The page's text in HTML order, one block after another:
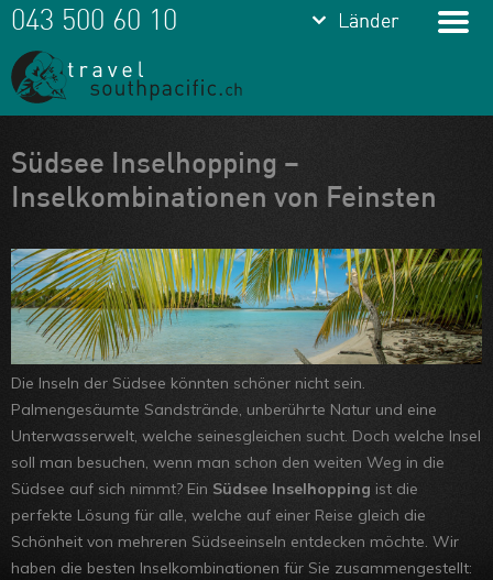
Meine Favoriten
Team
Über uns
Feedbacks
Kontakt
ARVB
keyboard_arrow_down Länder
Fiji
Tonga
Vanuatu
Neukaledonien
keyboard_arrow_down Länder
043 500 60 10
Südsee Inselhopping –
Inselkombinationen von Feinsten
Die Inseln der Südsee könnten schöner nicht sein.
Palmengesäumte Sandstrände, unberührte Natur und eine
Unterwasserwelt, welche seinesgleichen sucht. Doch welche Insel
soll man besuchen, wenn man schon den weiten Weg in die
Südsee auf sich nimmt? Ein Südsee Inselhopping ist die
perfekte Lösung für alle, welche auf einer Reise gleich die
Schönheit von mehreren Südseeinseln entdecken möchte. Wir
haben die besten Inselkombinationen für Sie zusammengestellt: